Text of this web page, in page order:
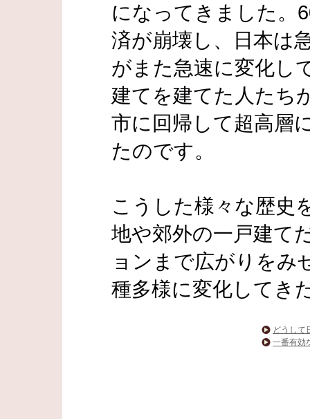
になってきました。
済が崩壊し、日本は
がまた急速に変化し
建てを建てた人たち
市に回帰して超高層
たのです。
こうした様々な歴史
地や郊外の一戸建て
ョンまで広がりをみ
種多様に変化してき
どうして
一番有効